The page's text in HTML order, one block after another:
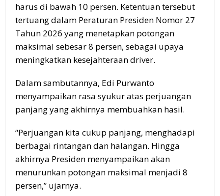
harus di bawah 10 persen. Ketentuan tersebut
tertuang dalam Peraturan Presiden Nomor 27
Tahun 2026 yang menetapkan potongan
maksimal sebesar 8 persen, sebagai upaya
meningkatkan kesejahteraan driver.
Dalam sambutannya, Edi Purwanto
menyampaikan rasa syukur atas perjuangan
panjang yang akhirnya membuahkan hasil.
“Perjuangan kita cukup panjang, menghadapi
berbagai rintangan dan halangan. Hingga
akhirnya Presiden menyampaikan akan
menurunkan potongan maksimal menjadi 8
persen,” ujarnya.